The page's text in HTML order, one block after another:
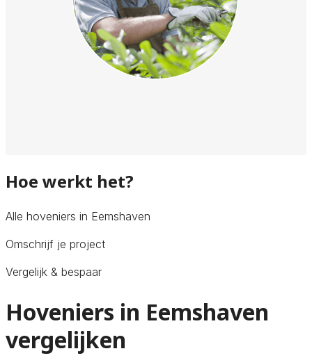
Hoe werkt het?
Alle hoveniers in Eemshaven
Omschrijf je project
Vergelijk & bespaar
Hoveniers in Eemshaven
vergelijken